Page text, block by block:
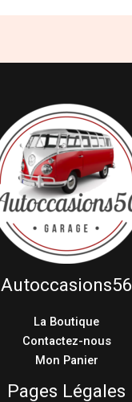
Autoccasions56
La Boutique
Contactez-nous
Mon Panier
Pages Légales